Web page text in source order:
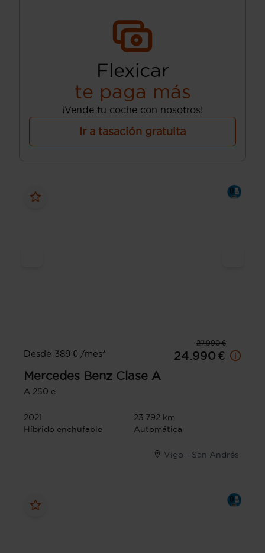
Flexicar
te paga más
¡Vende tu coche con nosotros!
Ir a tasación gratuita
27.990 €
Desde 389 € /mes*
24.990 €
Mercedes Benz Clase A
A 250 e
2021
23.792 km
Híbrido enchufable
Automática
Vigo - San Andrés